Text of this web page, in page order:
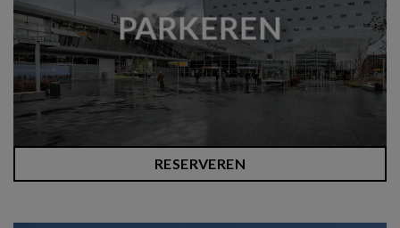
PARKEREN
RESERVEREN